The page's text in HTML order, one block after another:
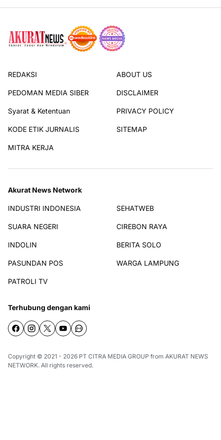
REDAKSI ABOUT US
PEDOMAN MEDIA SIBER DISCLAIMER
Syarat & Ketentuan PRIVACY POLICY
KODE ETIK JURNALIS SITEMAP
MITRA KERJA
Akurat News Network
INDUSTRI INDONESIA SEHATWEB
SUARA NEGERI CIREBON RAYA
INDOLIN BERITA SOLO
PASUNDAN POS WARGA LAMPUNG
PATROLI TV
Terhubung dengan kami
Copyright © 2021 - 2026 PT CITRA MEDIA GROUP from AKURAT NEWS
NETWORK. All rights reserved.